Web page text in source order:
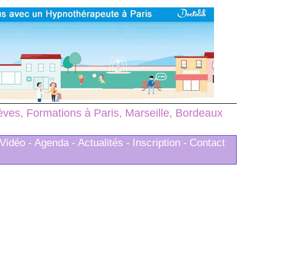
Formations à Paris, Marseille, Bordeaux
Vidéo - Agenda - Actualités - Inscription - Contact